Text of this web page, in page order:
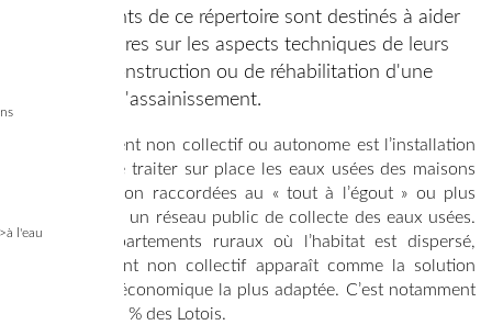
l'eau
Les documents de ce répertoire sont destinés à aider
les propriétaires sur les aspects techniques de leurs
projets de construction ou de réhabilitation d'une
installation d'assainissement.
L'assainissement non collectif ou autonome est l’installation
qui permet de traiter sur place les eaux usées des maisons
d'habitation non raccordées au « tout à l’égout » ou plus
précisément à un réseau public de collecte des eaux usées.
Dans les départements ruraux où l’habitat est dispersé,
l’assainissement non collectif apparaît comme la solution
technique et économique la plus adaptée. C’est notamment
le cas pour 40 % des Lotois.